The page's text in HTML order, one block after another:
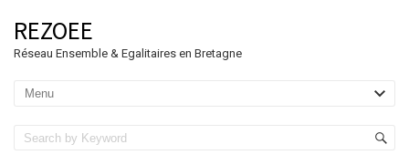
REZOEE
Réseau Ensemble & Egalitaires en Bretagne